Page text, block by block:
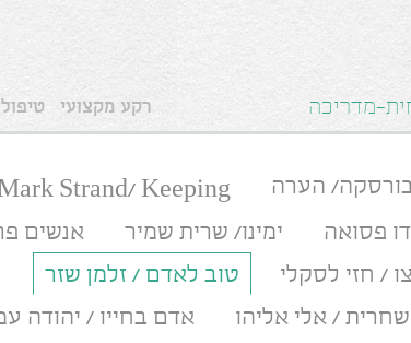
מדריכה רקע מקצועי
הערה
Strand/ Keeping
פסואה ימינו/ שרית שמיר
אנשים
/ חזי לסקלי
טוב לאדם / זלמן שזר
שחרית / אלי אליהו אדם בחייו / יהודה